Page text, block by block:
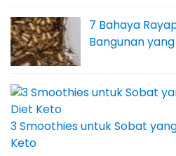
7 Bahaya
Bangunan
3 Smoothies untuk Sobat
Keto